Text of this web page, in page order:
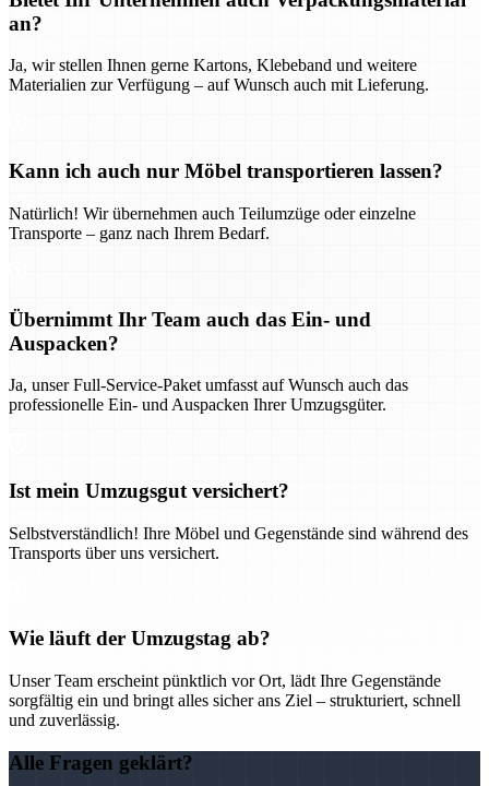
an?
Ja, wir stellen Ihnen gerne Kartons, Klebeband und weitere
Materialien zur Verfügung – auf Wunsch auch mit Lieferung.
Kann ich auch nur Möbel transportieren lassen?
Natürlich! Wir übernehmen auch Teilumzüge oder einzelne
Transporte – ganz nach Ihrem Bedarf.
Übernimmt Ihr Team auch das Ein- und
Auspacken?
Ja, unser Full-Service-Paket umfasst auf Wunsch auch das
professionelle Ein- und Auspacken Ihrer Umzugsgüter.
Ist mein Umzugsgut versichert?
Selbstverständlich! Ihre Möbel und Gegenstände sind während des
Transports über uns versichert.
Wie läuft der Umzugstag ab?
Unser Team erscheint pünktlich vor Ort, lädt Ihre Gegenstände
sorgfältig ein und bringt alles sicher ans Ziel – strukturiert, schnell
und zuverlässig.
Alle Fragen geklärt?